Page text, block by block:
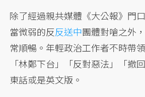
除了經過親共媒體《大公報》門
當微弱的反反送中團體對嗆之外
常順暢。年輕政治工作者不時帶
「林鄭下台」「反對惡法」「撤
東話或是英文版。